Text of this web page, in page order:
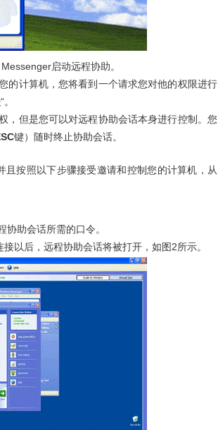
启动远程协助。
的计算机，您将看到一个请求您对他的权限进行
“。
，但是您可以对远程协助会话本身进行控制。您
键）随时终止协助会话。
按照以下步骤接受邀请和控制您的计算机，从
助会话所需的口令。
接以后，远程协助会话将被打开，如图2所示。